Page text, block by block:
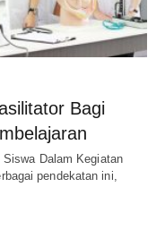
Bagi
Dalam Kegiatan
pendekatan ini,